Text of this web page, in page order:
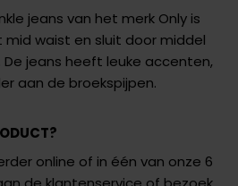
jeans van het merk Only is
mid waist en sluit door middel
jeans heeft leuke accenten,
aan de broekspijpen.
online of in één van onze 6